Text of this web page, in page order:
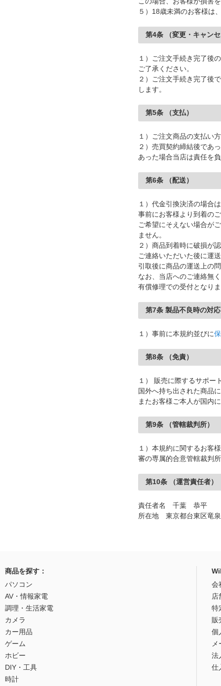
５）18歳未満のお客様は
第4条 （変更・キャン
１）ご注文手続き完了後
ご了承ください。
２）ご注文手続き完了後
します。
第5条 （支払）
１）ご注文商品の支払い
２）売買契約締結後であ
あった場合当店は責任を
第6条 （配送）
１）代金引換決済の場合
事前にお客様より到着の
ご希望にそえない場合が
ません。
２）商品到着時に破損が
ご連絡いただいた後に運
引取後に商品の運送上の
なお、当店へのご連絡無
有償修理での受付となり
第7条 製品不良時の対
１）事前に本規約並びに
第8条 （免責）
１） 販売に際するサポー
国外へ持ち出された商品
またお客様ご本人が国内
第9条 （管轄裁判所）
１）本規約に関するお客
審の専属的合意管轄裁判
第10条 （運営責任者）
責任者名 千葉 恭平
所在地 東京都台東区竜
商品を探す：
パソコン
AV・情報家電
調理・生活家電
カメラ
カー用品
ゲーム
ホビー
DIY・工具
時計
会
店
特
販
個
メ
法
仕